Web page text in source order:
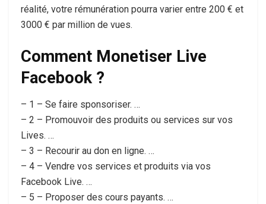
réalité, votre rémunération pourra varier entre 200 € et
3000 € par million de vues.
Comment Monetiser Live
Facebook ?
– 1 – Se faire sponsoriser. …
– 2 – Promouvoir des produits ou services sur vos
Lives. …
– 3 – Recourir au don en ligne. …
– 4 – Vendre vos services et produits via vos
Facebook Live. …
– 5 – Proposer des cours payants. …